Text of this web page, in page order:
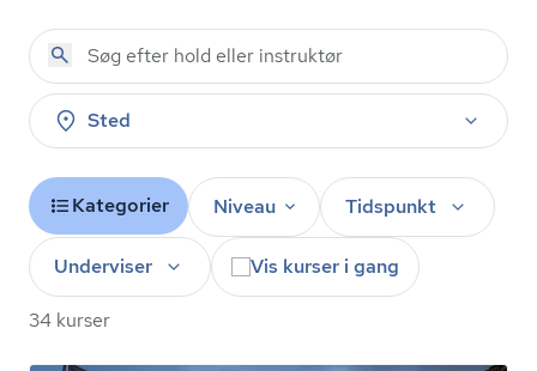
Sted
Kategorier Niveau Tidspunkt
Underviser Vis kurser i gang
34 kurser